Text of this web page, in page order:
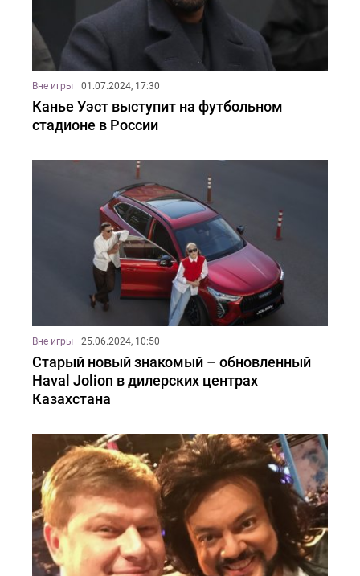
Вне игры 01.07.2024, 17:30
Канье Уэст выступит на футбольном
стадионе в России
Вне игры 25.06.2024, 10:50
Старый новый знакомый – обновленный
Haval Jolion в дилерских центрах
Казахстана